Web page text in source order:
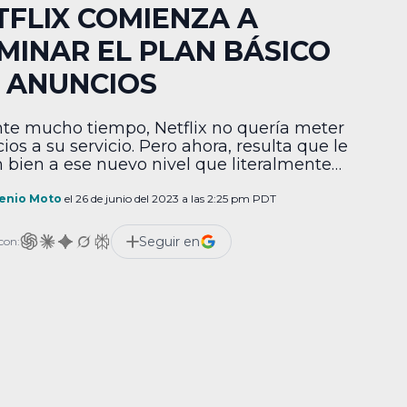
COMIENZA A
EL PLAN BÁSICO
ANUNCIOS
mucho tiempo, Netflix no quería meter
a su servicio. Pero ahora, resulta que le
bien a ese nuevo nivel que literalmente
canadienses han empezado a
ha desaparecido, por lo que ya no puede
Moto el 26 de junio del 2023 a las 2:25 pm PDT
Seguir en